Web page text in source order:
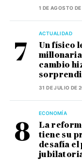
1 DE AGOSTO
ACTUALIDAD
Un físico
millonaria
cambio
31 DE JULIO DE
ECONOMÍA
La
tiene su
desafía el